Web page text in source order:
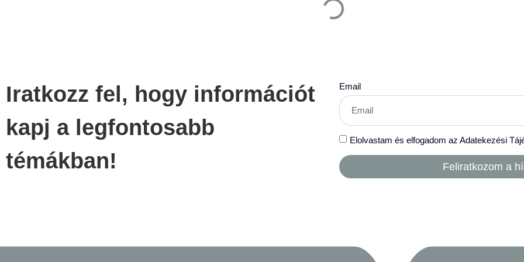
Iratkozz fel, hogy információt
kapj a legfontosabb
témákban!
Email
Elolvastam és elfogadom az Adatekezési
Feliratkozom a